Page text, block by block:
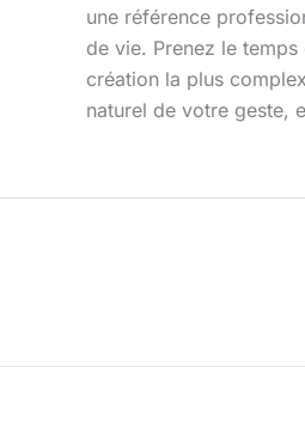
une référence
de vie. Prenez le
création la plus
naturel de votre geste,